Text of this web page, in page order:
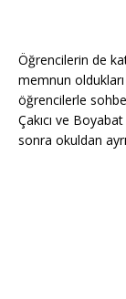
Öğrencilerin de
memnun
öğrencilerle
Çakıcı ve
sonra okuldan